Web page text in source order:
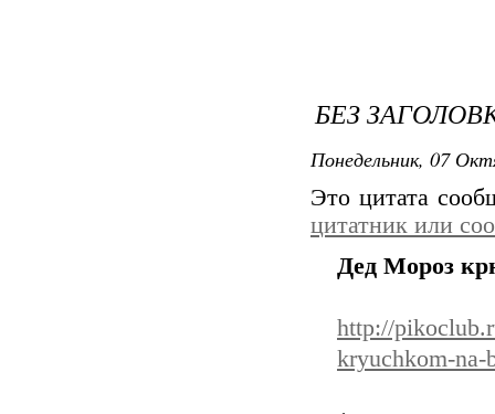
БЕЗ
Понедельник, 07
Это цитата
цитатник или
Дед Мороз
http://
kryuchkom-na-